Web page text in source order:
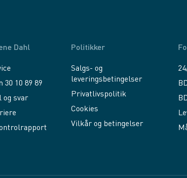
Dahl
30 10 89 89
og svar
Politikker
Salgs- og
leveringsbetingelser
Privatlivspolitik
Cookies
Vilkår og betingelser